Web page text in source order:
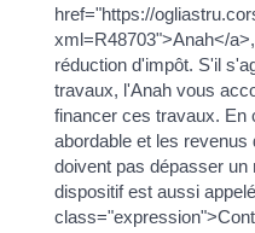
href="https://
xml=R48703">Anah</
réduction d'impôt. S'il
travaux, l'Anah vous
financer ces travaux. En
abordable et les revenus
doivent pas dépasser
dispositif est aussi